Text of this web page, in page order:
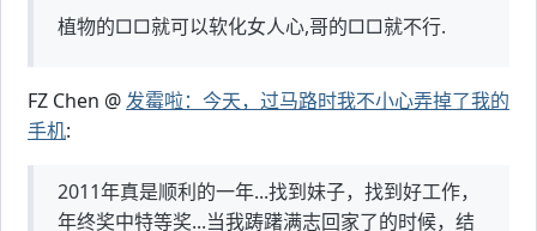
植物的□□就可以软化女人心,哥的□□就不行.
FZ Chen @发霉啦：今天，过马路时我不小心弄掉了我的
手机:
2011年真是顺利的一年...找到妹子，找到好工作，
年终奖中特等奖...当我踌躇满志回家了的时候，结